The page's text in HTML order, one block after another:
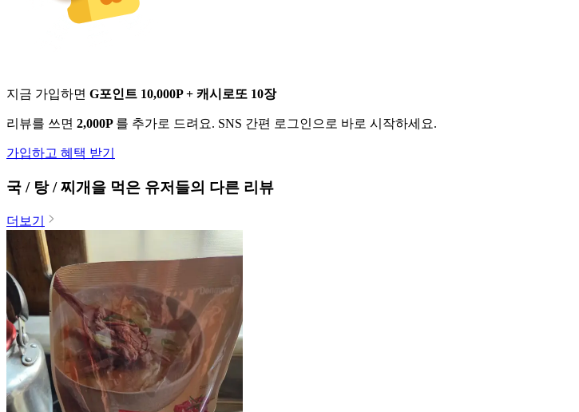
지금 가입하면 G포인트 10,000P + 캐시로또 10장
리뷰를 쓰면 2,000P 를 추가로 드려요. SNS 간편 로그인으로 바로 시작하세요.
가입하고 혜택 받기
국 / 탕 / 찌개 을 먹은 유저들의 다른 리뷰
더보기